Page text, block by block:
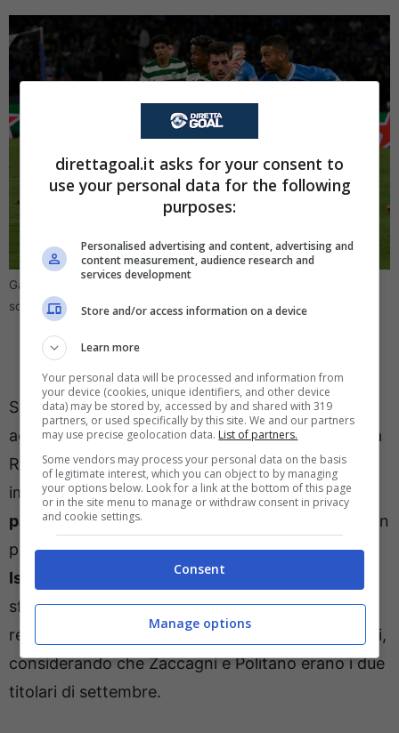
Gattuso perde Zaccagni e Politano: Piccoli e Spinazzola come
sostituti (DirettaGoal – ANSA)
Spinazzola mancava dalla lista dei convocati
addirittura dal 2023, quando ancora militava nella
Roma di Mourinho. L’Italia dovrà giocare il primo
impegno sabato sera,11 ottobre, a Tallin contro i
padroni di casa dell’Estonia.
Il secondo match è in
programma aUdine, martedì 14 ottobre, contro
Israele
, che ha creato qualche grattacapo nella
sfida di Debrecen, vinta dai nostri all’ultimo
respiro. Probabile un turn over quindi sugli esterni,
considerando che Zaccagni e Politano erano i due
titolari di settembre.
direttagoal.it asks for your consent to
use your personal data for the following
purposes:
Personalised advertising and content, advertising and
content measurement, audience research and
services development
Store and/or access information on a device
Learn more
Your personal data will be processed and information from
your device (cookies, unique identifiers, and other device
data) may be stored by, accessed by and shared with 319
partners, or used specifically by this site. We and our partners
may use precise geolocation data. List of partners.
Some vendors may process your personal data on the basis
of legitimate interest, which you can object to by managing
your options below. Look for a link at the bottom of this page
or in the site menu to manage or withdraw consent in privacy
and cookie settings.
Consent
Manage options